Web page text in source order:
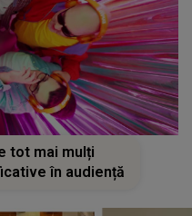
tot mai mulți
în audiență